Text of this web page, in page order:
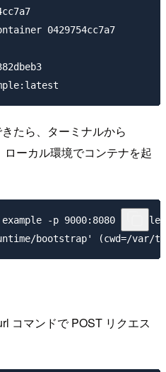
たら、ターミナルから
ーカル環境でコンテナを起
-p 9000:8080 example
コマンドで POST リクエス